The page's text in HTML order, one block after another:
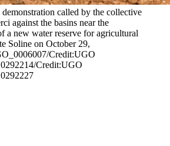
called by the collective
against the basins near the
a new water reserve for agricultural
Soline on October 29,
Credit:UGO
Credit:UGO